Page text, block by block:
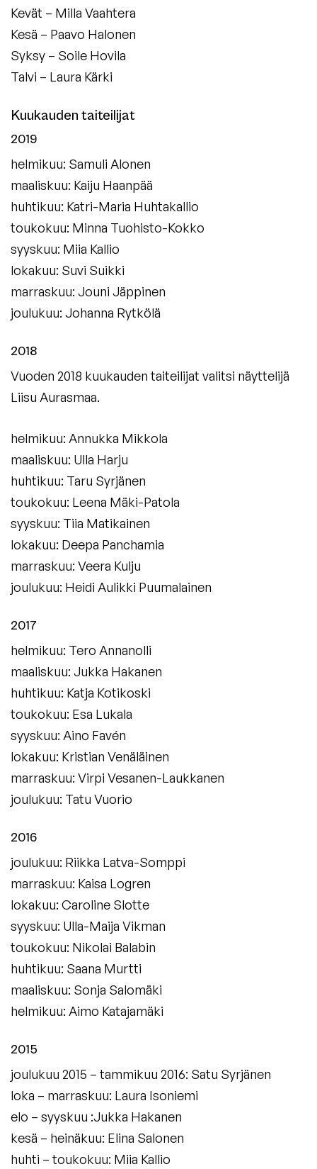
Kevät – Milla Vaahtera
Kesä – Paavo Halonen
Syksy – Soile Hovila
Talvi – Laura Kärki
Kuukauden taiteilijat
2019
helmikuu: Samuli Alonen
maaliskuu: Kaiju Haanpää
huhtikuu: Katri-Maria Huhtakallio
toukokuu: Minna Tuohisto-Kokko
syyskuu: Miia Kallio
lokakuu: Suvi Suikki
marraskuu: Jouni Jäppinen
joulukuu: Johanna Rytkölä
2018
Vuoden 2018 kuukauden taiteilijat valitsi näyttelijä
Liisu Aurasmaa.
helmikuu: Annukka Mikkola
maaliskuu: Ulla Harju
huhtikuu: Taru Syrjänen
toukokuu: Leena Mäki-Patola
syyskuu: Tiia Matikainen
lokakuu: Deepa Panchamia
marraskuu: Veera Kulju
joulukuu: Heidi Aulikki Puumalainen
2017
helmikuu: Tero Annanolli
maaliskuu: Jukka Hakanen
huhtikuu: Katja Kotikoski
toukokuu: Esa Lukala
syyskuu: Aino Favén
lokakuu: Kristian Venäläinen
marraskuu: Virpi Vesanen-Laukkanen
joulukuu: Tatu Vuorio
2016
joulukuu: Riikka Latva-Somppi
marraskuu: Kaisa Logren
lokakuu: Caroline Slotte
syyskuu: Ulla-Maija Vikman
toukokuu: Nikolai Balabin
huhtikuu: Saana Murtti
maaliskuu: Sonja Salomäki
helmikuu: Aimo Katajamäki
2015
joulukuu 2015 – tammikuu 2016: Satu Syrjänen
loka – marraskuu: Laura Isoniemi
elo – syyskuu :Jukka Hakanen
kesä – heinäkuu: Elina Salonen
huhti – toukokuu: Miia Kallio